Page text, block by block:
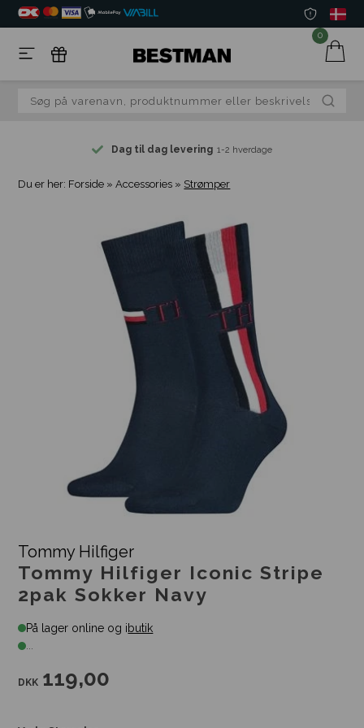
0
Dag til dag levering 1-2 hverdage
Du er her: Forside »Accessories » Strømper
Tommy Hilfiger
Tommy Hilfiger Iconic Stripe
2pak Sokker Navy
På lager online og ibutik
...
DKK 119,00